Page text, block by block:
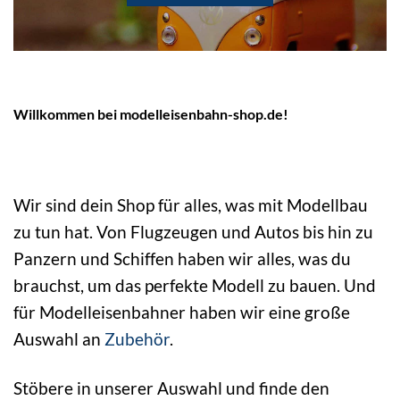
Willkommen bei modelleisenbahn-shop.de!
Wir sind dein Shop für alles, was mit Modellbau
zu tun hat. Von Flugzeugen und Autos bis hin zu
Panzern und Schiffen haben wir alles, was du
brauchst, um das perfekte Modell zu bauen. Und
für Modelleisenbahner haben wir eine große
Auswahl an Zubehör.
Stöbere in unserer Auswahl und finde den